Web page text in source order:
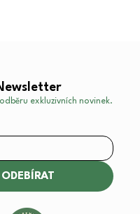
exkluzivních novinek.
ODEBÍRAT